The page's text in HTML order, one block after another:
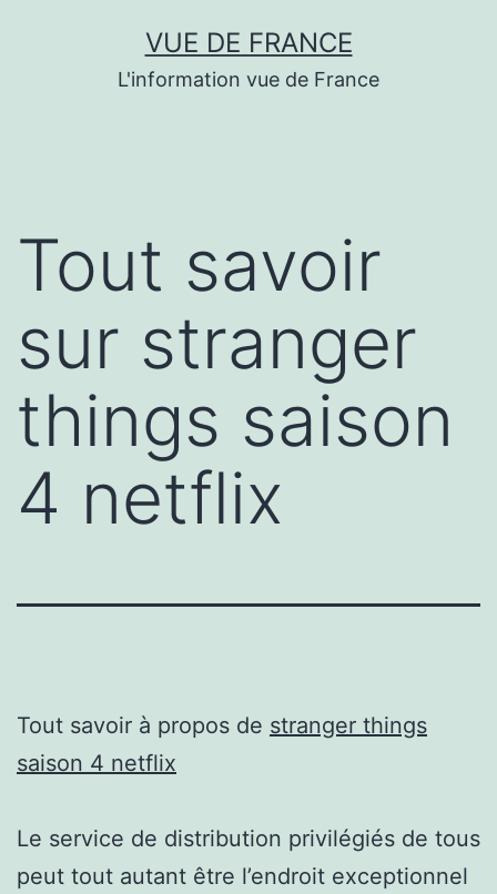
VUE DE FRANCE
L'information vue de France
Tout savoir
sur stranger
things saison
4 netflix
Tout savoir à propos de stranger things
saison 4 netflix
Le service de distribution privilégiés de tous
peut tout autant être l’endroit exceptionnel